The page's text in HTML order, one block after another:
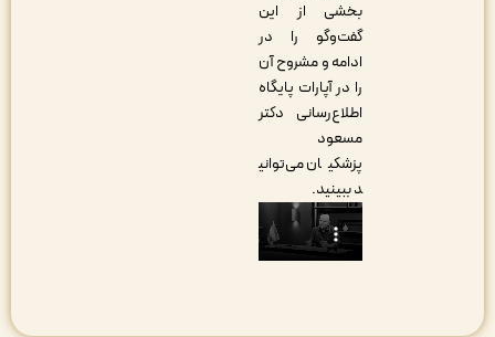
بخشی از این
گفت‌وگو را در
ادامه و مشروح آن
را در آپارات پایگاه
اطلاع‌رسانی دکتر
پزشکیان می‌توانی
د ببینید.